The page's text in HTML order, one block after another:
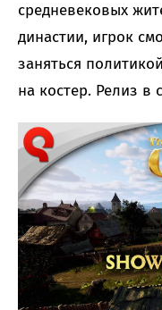
средневековых
династии, игрок
заняться
на костер. Релиз в